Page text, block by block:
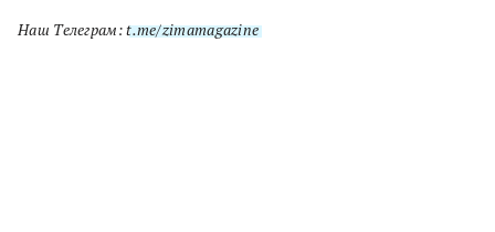
Наш Телеграм:t.me/zimamagazine